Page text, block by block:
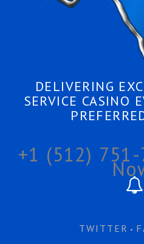
DELIVERING
SERVICE CASINO
+1 (512)
TWITTER